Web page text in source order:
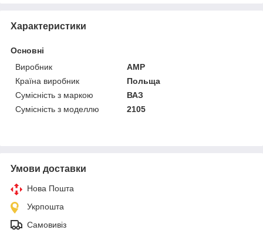
Характеристики
Основні
Виробник
AMP
Країна виробник
Польща
Сумісність з маркою
ВАЗ
Сумісність з моделлю
2105
Умови доставки
Нова Пошта
Укрпошта
Самовивіз